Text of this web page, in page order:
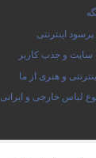
اینترنتی
و جذب کاربر
و هنری از ما
لباس خارجی و ایرانی